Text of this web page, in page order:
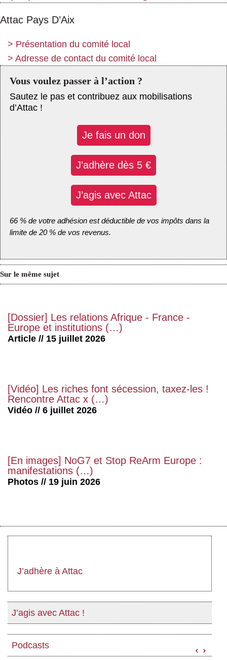
Attac Pays D’Aix
> Présentation du comité local
> Adresse de contact du comité local
Vous voulez passer à l’action ?
Sautez le pas et contribuez aux mobilisations
d’Attac !
Je fais un don
J’adhère dès 5 €
J’agis avec Attac
66 % de votre adhésion est déductible de vos impôts dans la
limite de 20 % de vos revenus.
Sur le même sujet
[Dossier] Les relations Afrique - France -
Europe et institutions (…)
Article // 15 juillet 2026
[Vidéo] Les riches font sécession, taxez-les !
Rencontre Attac x (…)
Vidéo // 6 juillet 2026
[En images] NoG7 et Stop ReArm Europe :
manifestations (…)
Photos // 19 juin 2026
J’adhère à Attac
J’agis avec Attac !
Podcasts ‹ ›